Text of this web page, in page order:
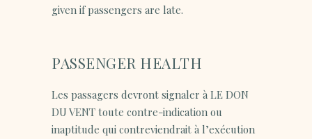
given if passengers are late.
PASSENGER HEALTH
Les passagers devront signaler à LE DON
DU VENT toute contre-indication ou
inaptitude qui contreviendrait à l’exécution